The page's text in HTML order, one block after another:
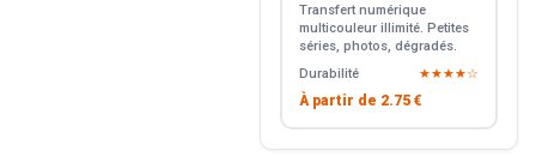
Transfert numérique
multicouleur illimité. Petites
séries, photos, dégradés.
Durabilité
★★★★☆
À partir de 2.75 €